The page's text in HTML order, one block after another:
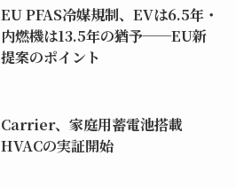
EU PFAS冷媒規制、EVは6.5年・
内燃機は13.5年の猶予──EU新
提案のポイント
Carrier、家庭用蓄電池搭載
HVACの実証開始